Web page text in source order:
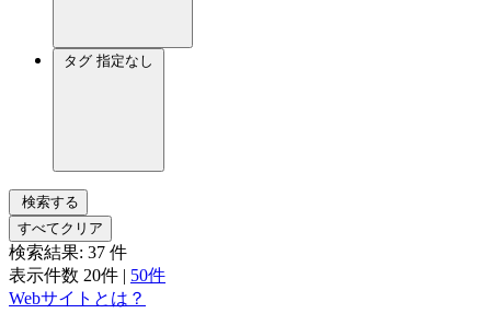
タグ 指定なし
検索する
すべてクリア
検索結果: 37 件
表示件数 20件 | 50件
Webサイトとは？